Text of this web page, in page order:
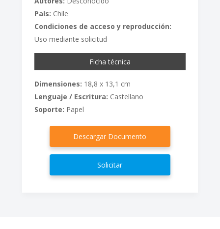
País: Chile
Condiciones de acceso y reproducción:
Uso mediante solicitud
Ficha técnica
Dimensiones: 18,8 x 13,1 cm
Lenguaje / Escritura: Castellano
Soporte: Papel
Descargar Documento
Solicitar